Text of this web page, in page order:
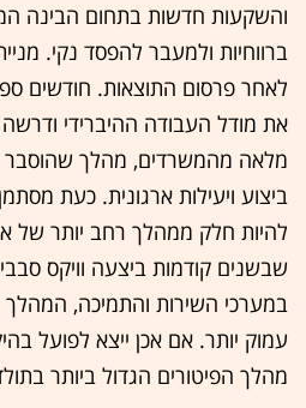
והשקעות חדשות בתחום הבינה
ברווחיות ולמעבר להפסד נקי.
לאחר פרסום התוצאות. חודשים
את מודל העבודה ההיברידי
מלאה מהמשרדים, מהלך שהוסבר
ביצוע ויעילות ארגונית. כעת
להיות חלק ממהלך רחב יותר של
שבשנים קודמות ביצעה וויקס
במערכי השירות והתמיכה, המהלך
עמוק יותר. אם אכן ייצא לפועל
מהלך הפיטורים הגדול ביותר